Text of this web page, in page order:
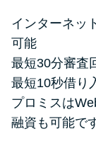
インターネッ
可能
最短30分審査
最短10秒借り
プロミスは
融資も可能で